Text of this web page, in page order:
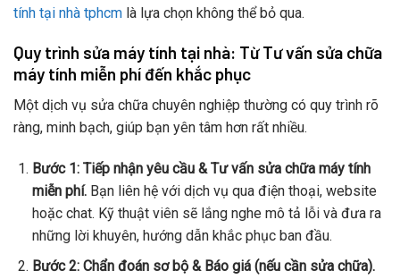
tính tại nhà tphcm là lựa chọn không thể bỏ qua.
Quy trình sửa máy tính tại nhà: Từ Tư vấn sửa chữa
máy tính miễn phí đến khắc phục
Một dịch vụ sửa chữa chuyên nghiệp thường có quy trình rõ
ràng, minh bạch, giúp bạn yên tâm hơn rất nhiều.
Bước 1: Tiếp nhận yêu cầu & Tư vấn sửa chữa máy tính
miễn phí.Bạn liên hệ với dịch vụ qua điện thoại, website
hoặc chat. Kỹ thuật viên sẽ lắng nghe mô tả lỗi và đưa ra
những lời khuyên, hướng dẫn khắc phục ban đầu.
Bước 2: Chẩn đoán sơ bộ & Báo giá (nếu cần sửa chữa).